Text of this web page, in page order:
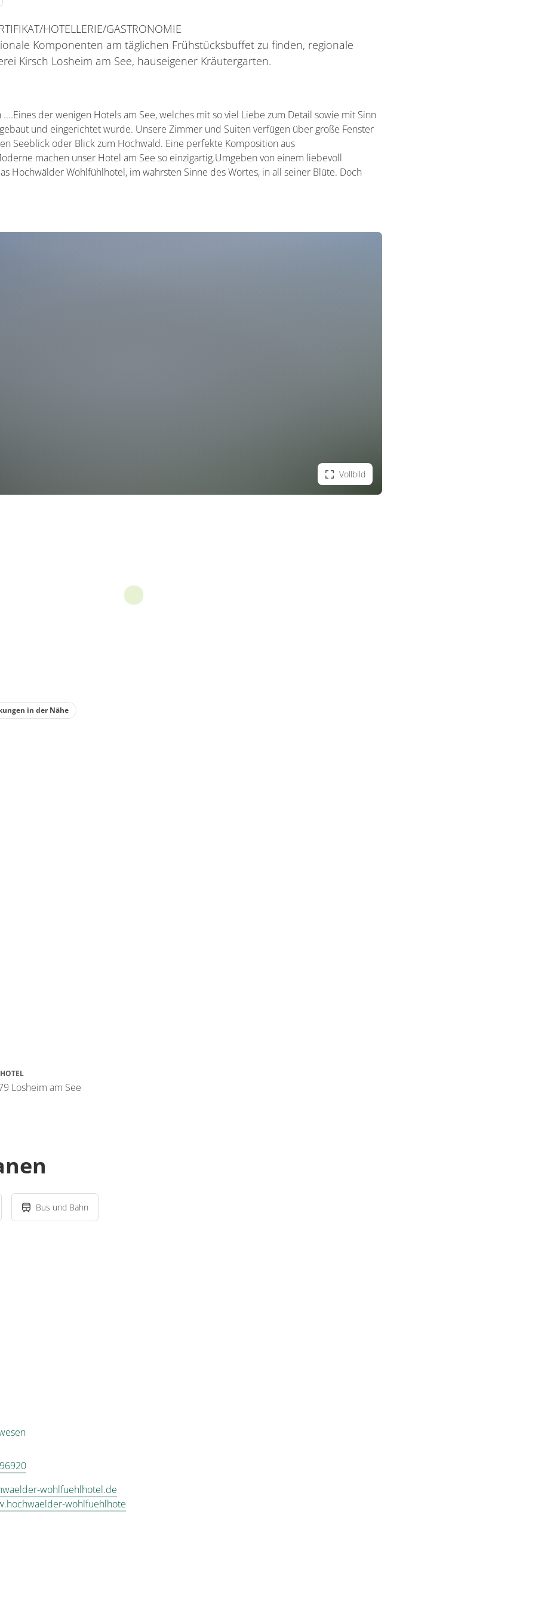
HOTELLERIE/GASTRONOMIE
Komponenten am täglichen Frühstücksbuffet zu finden, regionale
Kirsch Losheim am See, hauseigener Kräutergarten.
....Eines der wenigen Hotels am See, welches mit so viel Liebe zum Detail sowie mit Sinn
und eingerichtet wurde. Unsere Zimmer und Suiten verfügen über große Fenster
Seeblick oder Blick zum Hochwald. Eine perfekte Komposition aus
machen unser Hotel am See so einzigartig.Umgeben von einem liebevoll
Hochwälder Wohlfühlhotel, im wahrsten Sinne des Wortes, in all seiner Blüte. Doch
Vollbild
in der Nähe
Losheim am See
Bus und Bahn
wohlfuehlhotel.de
wohlfuehlhote